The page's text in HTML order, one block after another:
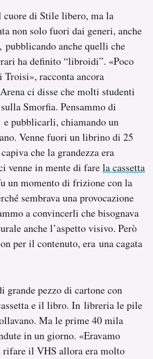
di Stile libero, ma la
non solo fuori dai generi, anche
anche quelli che
ha definito “libroidi”. «Poco
Troisi», racconta ancora
ci disse che molti studenti
Smorfia. Pensammo di
e pubblicarli, chiamando un
Venne fuori un librino di 25
che la grandezza era
venne in mente di farela cassetta
un momento di frizione con la
sembrava una provocazione
a convincerli che bisognava
anche l’aspetto visivo. Però
per il contenuto, era una cagata
grande pezzo di cartone con
e il libro. In libreria le pile
Ma le prime 40 mila
in un giorno. «Eravamo
rifare il VHS allora era molto